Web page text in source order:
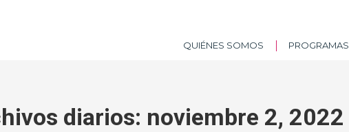
QUIÉNES SOMOS PROGRAMAS
diarios: noviembre 2, 2022